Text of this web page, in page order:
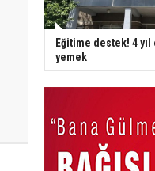
Eğitime destek! 4
yemek